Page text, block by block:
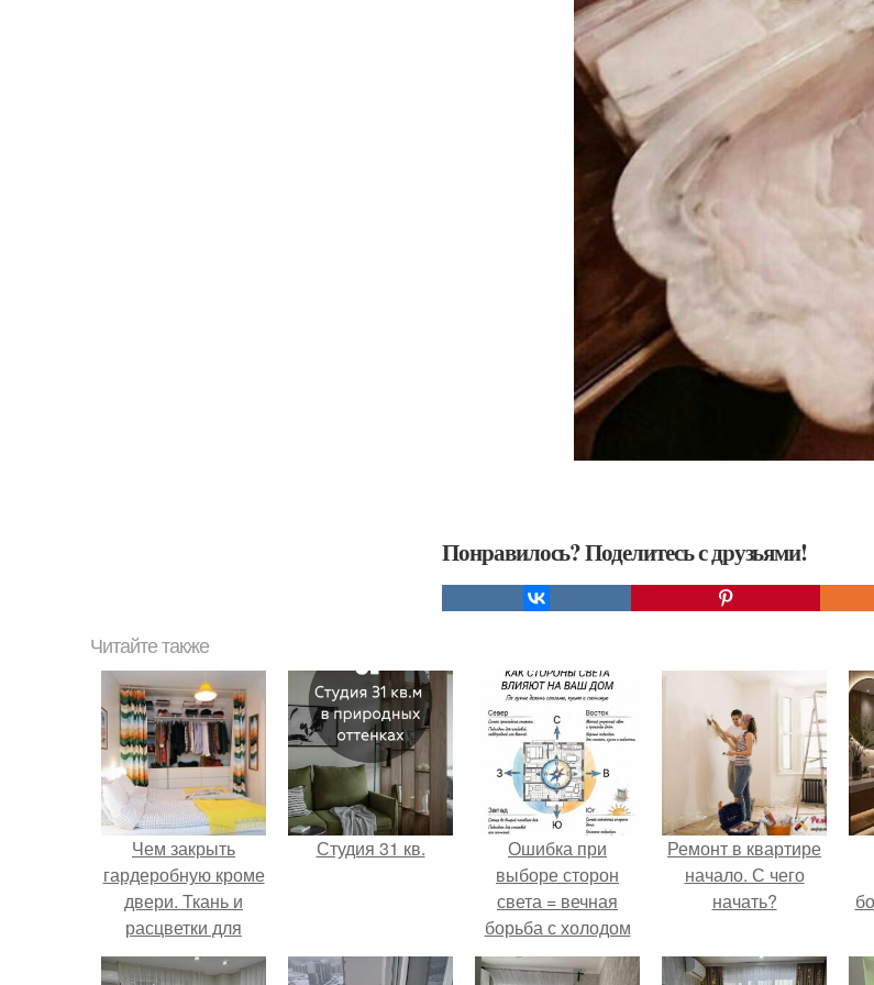
Понравилось? Поделитесь с друзьями!
Читайте также
Чем закрыть
гардеробную кроме
двери. Ткань и
расцветки для
занавесок в
Студия 31 кв.
Ошибка при
выборе сторон
света = вечная
борьба с холодом
или светом.
Ремонт в квартире
начало. С чего
начать?